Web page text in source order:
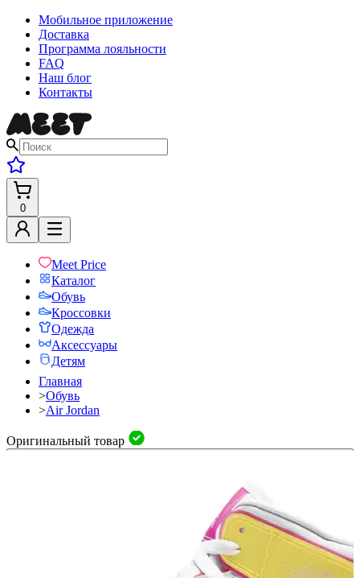
Мобильное приложение
Доставка
Программа лояльности
FAQ
Наш блог
Контакты
0
Meet Price
Каталог
Обувь
Кроссовки
Одежда
Аксессуары
Детям
Главная
>Обувь
>Air Jordan
Оригинальный товар